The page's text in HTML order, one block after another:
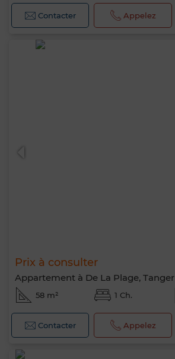
Contacter Appelez
Prix à consulter
Appartement à De La Plage, Tanger
58 m² 1 Ch.
Contacter Appelez